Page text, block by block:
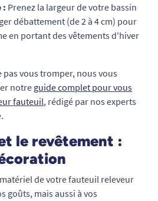
: Prenez la largeur de votre bassin
débattement (de 2 à 4 cm) pour
en portant des vêtements d'hiver
vous tromper, nous vous
notre guide complet pour vous
fauteuil, rédigé par nos experts
le revêtement :
de votre fauteuil releveur
goûts, mais aussi à vos